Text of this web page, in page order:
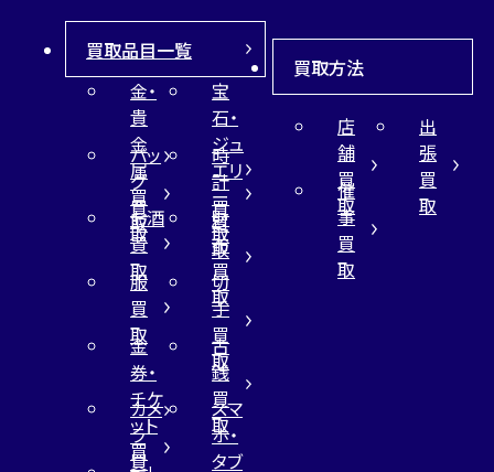
買取品目一覧
金・
貴
金
属
買
取
宝
石・
ジュ
エリ
ー
買
取
バッ
グ
買
取
時
計
買
取
お酒
買
取
財
布
買
取
服
買
取
切
手
買
取
金
券・
チケ
ット
買
古
銭
買
取
カメ
ラ
買
スマ
ホ・
タブ
買取方法
店
舗
買
取
出
張
買
取
催
事
買
取